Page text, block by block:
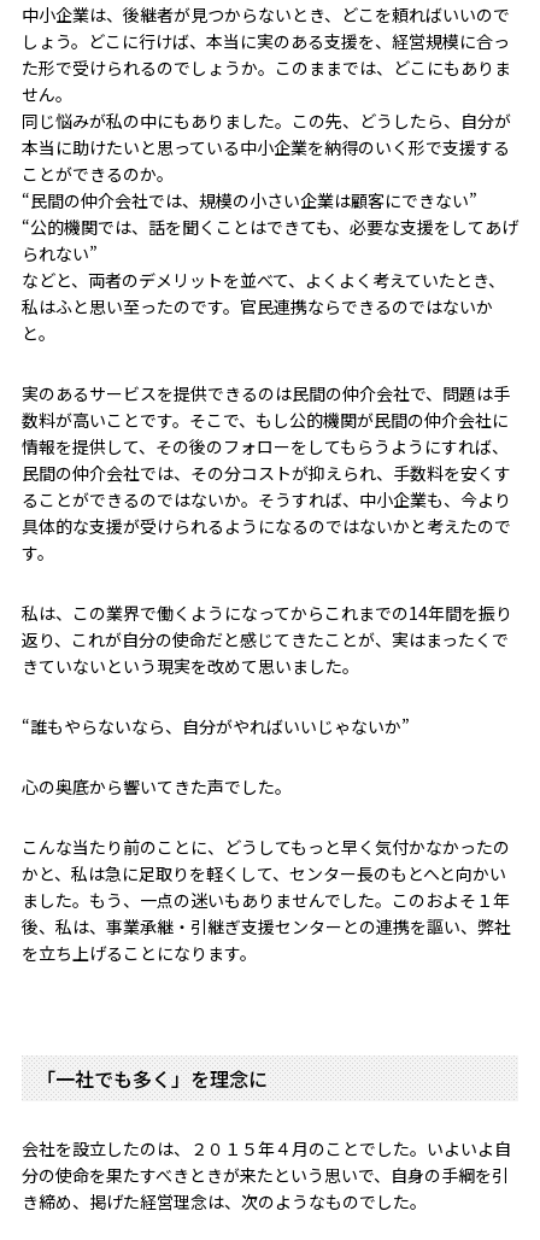
中小企業は、後継者が見つからないとき、どこを頼ればいいので
しょう。どこに行けば、本当に実のある支援を、経営規模に合っ
た形で受けられるのでしょうか。このままでは、どこにもありま
せん。
同じ悩みが私の中にもありました。この先、どうしたら、自分が
本当に助けたいと思っている中小企業を納得のいく形で支援する
ことができるのか。
“民間の仲介会社では、規模の小さい企業は顧客にできない”
“公的機関では、話を聞くことはできても、必要な支援をしてあげ
られない”
などと、両者のデメリットを並べて、よくよく考えていたとき、
私はふと思い至ったのです。官民連携ならできるのではないか
と。
実のあるサービスを提供できるのは民間の仲介会社で、問題は手
数料が高いことです。そこで、もし公的機関が民間の仲介会社に
情報を提供して、その後のフォローをしてもらうようにすれば、
民間の仲介会社では、その分コストが抑えられ、手数料を安くす
ることができるのではないか。そうすれば、中小企業も、今より
具体的な支援が受けられるようになるのではないかと考えたので
す。
私は、この業界で働くようになってからこれまでの14年間を振り
返り、これが自分の使命だと感じてきたことが、実はまったくで
きていないという現実を改めて思いました。
“誰もやらないなら、自分がやればいいじゃないか”
心の奥底から響いてきた声でした。
こんな当たり前のことに、どうしてもっと早く気付かなかったの
かと、私は急に足取りを軽くして、センター長のもとへと向かい
ました。もう、一点の迷いもありませんでした。このおよそ１年
後、私は、事業承継・引継ぎ支援センターとの連携を謳い、弊社
を立ち上げることになります。
「一社でも多く」を理念に
会社を設立したのは、２０１５年４月のことでした。いよいよ自
分の使命を果たすべきときが来たという思いで、自身の手綱を引
き締め、掲げた経営理念は、次のようなものでした。